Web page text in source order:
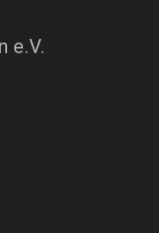
e.V.